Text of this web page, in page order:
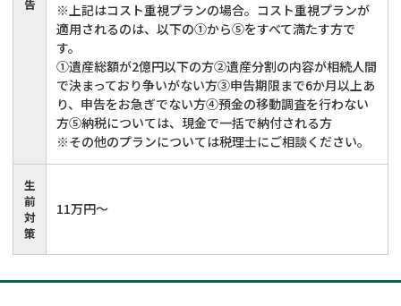
告
※上記はコスト重視プランの場合。コスト重視プランが
適用されるのは、以下の①から⑤をすべて満たす方で
す。
①遺産総額が2億円以下の方②遺産分割の内容が相続人間
で決まっており争いがない方③申告期限まで6か月以上あ
り、申告をお急ぎでない方④預金の移動調査を行わない
方⑤納税については、現金で一括で納付される方
※その他のプランについては税理士にご相談ください。
生
前
対
策
11万円～